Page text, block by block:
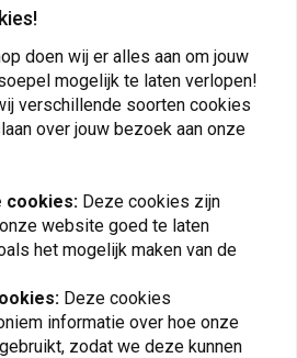
blijven + 5% korting?
doen wij er alles aan om jouw
mogelijk te laten verlopen!
verschillende soorten cookies
over jouw bezoek aan onze
cookies: Deze cookies zijn
website goed te laten
het mogelijk maken van de
Deze cookies
informatie over hoe onze
zodat we deze kunnen